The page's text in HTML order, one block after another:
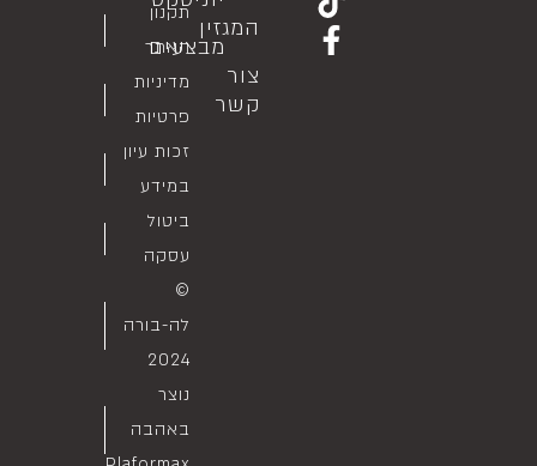
המגזין
צור
קשר
מבצעים
תקנון
האתר
מדיניות
פרטיות
זכות עיון
במידע
ביטול
עסקה
©
לה-בורה
2024
נוצר
באהבה